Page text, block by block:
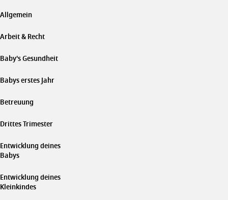
Allgemein
Arbeit & Recht
Baby's Gesundheit
Babys erstes Jahr
Betreuung
Drittes Trimester
Entwicklung deines
Babys
Entwicklung deines
Kleinkindes